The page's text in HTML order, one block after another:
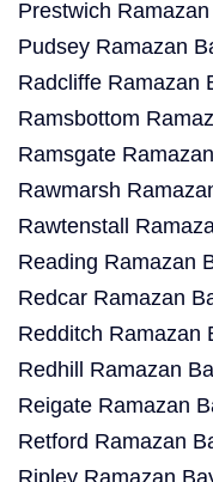
Prestwich
Pudsey Ramazan
Radcliffe Ramazan
Ramsbottom
Ramsgate
Rawmarsh
Rawtenstall
Reading Ramazan
Redcar Ramazan
Redditch Ramazan
Redhill Ramazan
Reigate Ramazan
Retford Ramazan
Ripley Ramazan